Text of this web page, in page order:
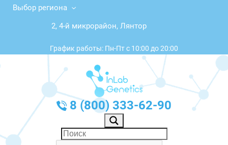
Выбор региона
2, 4-й микрорайон, Лянтор
График работы: Пн-Пт с 10:00 до 20:00
8 (800) 333-62-90